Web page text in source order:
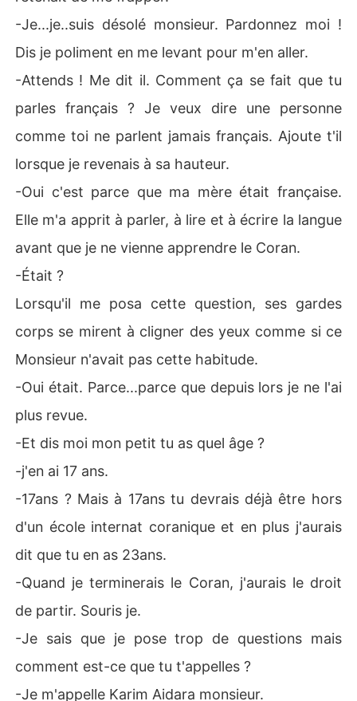
-Je...je..suis désolé monsieur. Pardonnez moi !
Dis je poliment en me levant pour m'en aller.
-Attends ! Me dit il. Comment ça se fait que tu
parles français ? Je veux dire une personne
comme toi ne parlent jamais français. Ajoute t'il
lorsque je revenais à sa hauteur.
-Oui c'est parce que ma mère était française.
Elle m'a apprit à parler, à lire et à écrire la langue
avant que je ne vienne apprendre le Coran.
-Était ?
Lorsqu'il me posa cette question, ses gardes
corps se mirent à cligner des yeux comme si ce
Monsieur n'avait pas cette habitude.
-Oui était. Parce...parce que depuis lors je ne l'ai
plus revue.
-Et dis moi mon petit tu as quel âge ?
-j'en ai 17 ans.
-17ans ? Mais à 17ans tu devrais déjà être hors
d'un école internat coranique et en plus j'aurais
dit que tu en as 23ans.
-Quand je terminerais le Coran, j'aurais le droit
de partir. Souris je.
-Je sais que je pose trop de questions mais
comment est-ce que tu t'appelles ?
-Je m'appelle Karim Aidara monsieur.